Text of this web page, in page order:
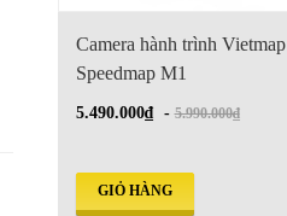
Camera hành trình Vietmap
Speedmap M1
5.490.000₫ -5.990.000₫
GIỎ HÀNG